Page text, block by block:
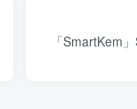
「SmartKem